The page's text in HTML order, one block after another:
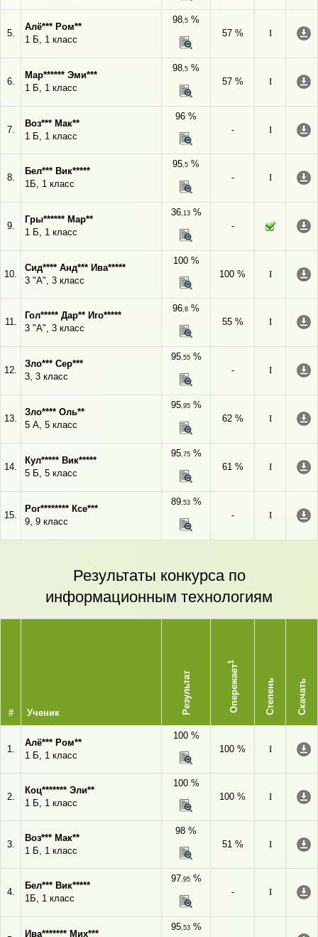
5.
Алё*** Ром**
1 Б, 1 класс
98,5 %
57 %
I
6.
Мар****** Эми***
1 Б, 1 класс
98,5 %
57 %
I
7.
Воз*** Мак**
1 Б, 1 класс
96 %
-
I
8.
Бел*** Вик*****
1Б, 1 класс
95,5 %
-
I
9.
Гры****** Мар**
1 Б, 1 класс
36,13%
-
10.
Сид**** Анд*** Ива*****
3 "А", 3 класс
100 %
100 %
I
11.
Гол***** Дар** Иго*****
3 "А", 3 класс
96,8 %
55 %
I
12.
Зло*** Сер***
3, 3 класс
95,55%
-
I
13.
Зло**** Оль**
5 А, 5 класс
95,95%
62 %
I
14.
Кул***** Вик*****
5 Б, 5 класс
95,75%
61 %
I
15.
Рог******** Ксе***
9, 9 класс
89,53%
-
I
Результаты конкурса по
информационным технологиям
# Ученик Результат Опережает
1
Степень Скачать
1.
Алё*** Ром**
1 Б, 1 класс
100 %
100 %
I
2.
Коц******* Эли**
1 Б, 1 класс
100 %
100 %
I
3.
Воз*** Мак**
1 Б, 1 класс
98 %
51 %
I
4.
Бел*** Вик*****
1Б, 1 класс
97,95%
-
I
Ива******* Мих***
95,53%